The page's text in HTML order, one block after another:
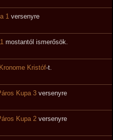
1 versenyre
mostantól ismerősök.
Kronome Kristóf-t.
Kupa 3 versenyre
Kupa 2 versenyre